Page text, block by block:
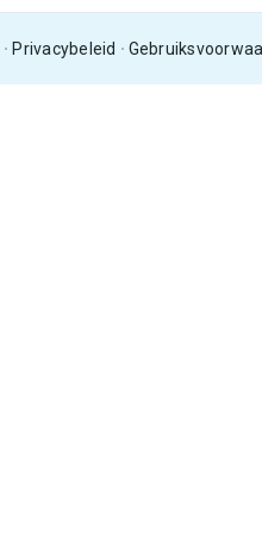
Privacybeleid